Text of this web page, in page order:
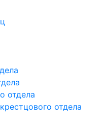
отдела
отдела